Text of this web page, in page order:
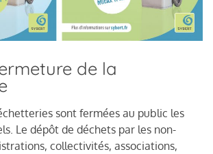
de la
sont fermées au public les
Le dépôt de déchets par les non-
collectivités, associations,